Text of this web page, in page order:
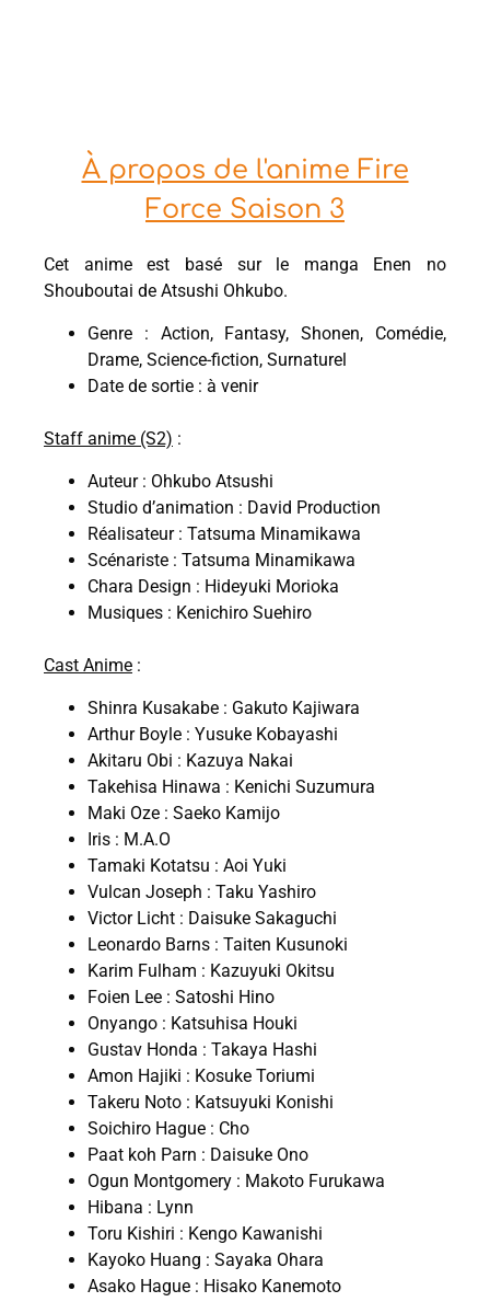
À propos de l'anime Fire
Force Saison 3
Cet anime est basé sur le manga Enen no
Shouboutai de Atsushi Ohkubo.
Genre : Action, Fantasy, Shonen, Comédie,
Drame, Science-fiction, Surnaturel
Date de sortie : à venir
Staff anime (S2) :
Auteur : Ohkubo Atsushi
Studio d’animation : David Production
Réalisateur : Tatsuma Minamikawa
Scénariste : Tatsuma Minamikawa
Chara Design : Hideyuki Morioka
Musiques : Kenichiro Suehiro
Cast Anime :
Shinra Kusakabe : Gakuto Kajiwara
Arthur Boyle : Yusuke Kobayashi
Akitaru Obi : Kazuya Nakai
Takehisa Hinawa : Kenichi Suzumura
Maki Oze : Saeko Kamijo
Iris : M.A.O
Tamaki Kotatsu : Aoi Yuki
Vulcan Joseph : Taku Yashiro
Victor Licht : Daisuke Sakaguchi
Leonardo Barns : Taiten Kusunoki
Karim Fulham : Kazuyuki Okitsu
Foien Lee : Satoshi Hino
Onyango : Katsuhisa Houki
Gustav Honda : Takaya Hashi
Amon Hajiki : Kosuke Toriumi
Takeru Noto : Katsuyuki Konishi
Soichiro Hague : Cho
Paat koh Parn : Daisuke Ono
Ogun Montgomery : Makoto Furukawa
Hibana : Lynn
Toru Kishiri : Kengo Kawanishi
Kayoko Huang : Sayaka Ohara
Asako Hague : Hisako Kanemoto